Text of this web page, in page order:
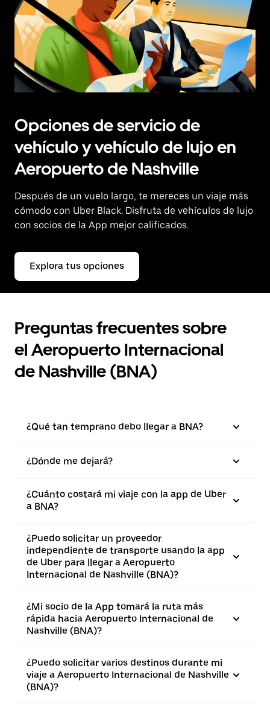
Opciones de servicio de
vehículo y vehículo de lujo en
Aeropuerto de Nashville
Después de un vuelo largo, te mereces un viaje más
cómodo con Uber Black. Disfruta de vehículos de lujo
con socios de la App mejor calificados.
Explora tus opciones
Preguntas frecuentes sobre
el Aeropuerto Internacional
de Nashville (BNA)
¿Qué tan temprano debo llegar a BNA?
¿Dónde me dejará?
¿Cuánto costará mi viaje con la app de Uber
a BNA?
¿Puedo solicitar un proveedor
independiente de transporte usando la app
de Uber para llegar a Aeropuerto
Internacional de Nashville (BNA)?
¿Mi socio de la App tomará la ruta más
rápida hacia Aeropuerto Internacional de
Nashville (BNA)?
¿Puedo solicitar varios destinos durante mi
viaje a Aeropuerto Internacional de Nashville
(BNA)?